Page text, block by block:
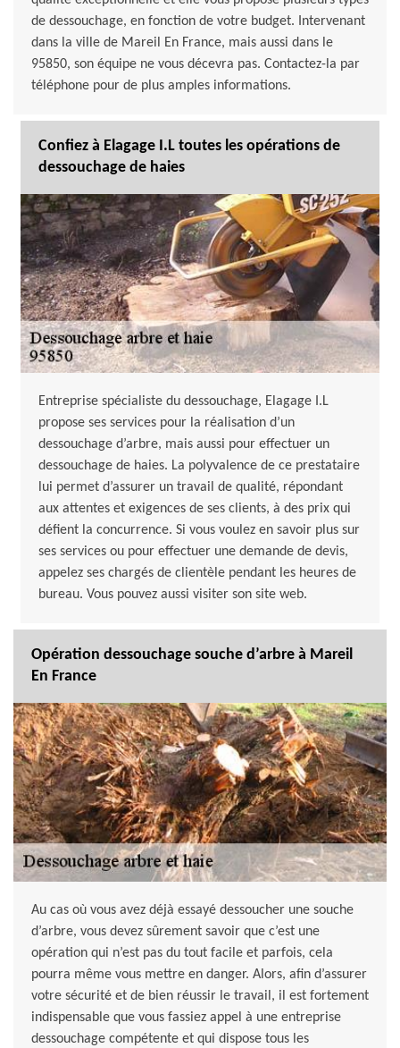
de dessouchage, en fonction de votre budget. Intervenant
dans la ville de Mareil En France, mais aussi dans le
95850, son équipe ne vous décevra pas. Contactez-la par
téléphone pour de plus amples informations.
Confiez à Elagage I.L toutes les opérations de
dessouchage de haies
Entreprise spécialiste du dessouchage, Elagage I.L
propose ses services pour la réalisation d’un
dessouchage d’arbre, mais aussi pour effectuer un
dessouchage de haies. La polyvalence de ce prestataire
lui permet d’assurer un travail de qualité, répondant
aux attentes et exigences de ses clients, à des prix qui
défient la concurrence. Si vous voulez en savoir plus sur
ses services ou pour effectuer une demande de devis,
appelez ses chargés de clientèle pendant les heures de
bureau. Vous pouvez aussi visiter son site web.
Opération dessouchage souche d’arbre à Mareil
En France
Au cas où vous avez déjà essayé dessoucher une souche
d’arbre, vous devez sûrement savoir que c’est une
opération qui n’est pas du tout facile et parfois, cela
pourra même vous mettre en danger. Alors, afin d’assurer
votre sécurité et de bien réussir le travail, il est fortement
indispensable que vous fassiez appel à une entreprise
dessouchage compétente et qui dispose tous les